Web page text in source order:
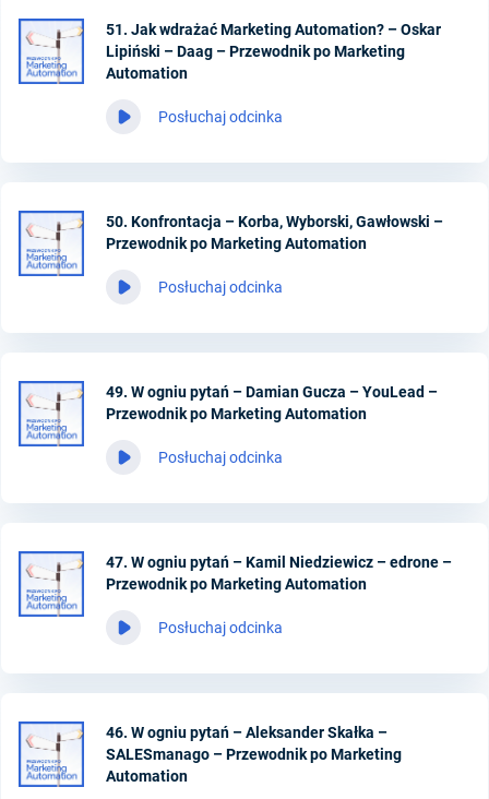
51. Jak wdrażać Marketing Automation? – Oskar
Lipiński – Daag – Przewodnik po Marketing
Automation
Posłuchaj odcinka
50. Konfrontacja – Korba, Wyborski, Gawłowski –
Przewodnik po Marketing Automation
Posłuchaj odcinka
49. W ogniu pytań – Damian Gucza – YouLead –
Przewodnik po Marketing Automation
Posłuchaj odcinka
47. W ogniu pytań – Kamil Niedziewicz – edrone –
Przewodnik po Marketing Automation
Posłuchaj odcinka
46. W ogniu pytań – Aleksander Skałka –
SALESmanago – Przewodnik po Marketing
Automation